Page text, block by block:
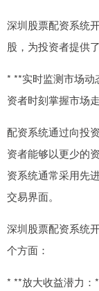
深圳股票配资系统
股，为投资者提供
* **实时监测市场
资者时刻掌握市场走
配资系统通过向投
资者能够以更少的
资系统通常采用先
交易界面。
深圳股票配资系统
个方面：
* **放大收益潜力